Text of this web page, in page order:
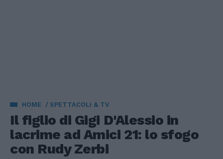
HOME SPETTACOLI & TV
Il figlio di Gigi D'Alessio in
lacrime ad Amici 21: lo sfogo
con Rudy Zerbi